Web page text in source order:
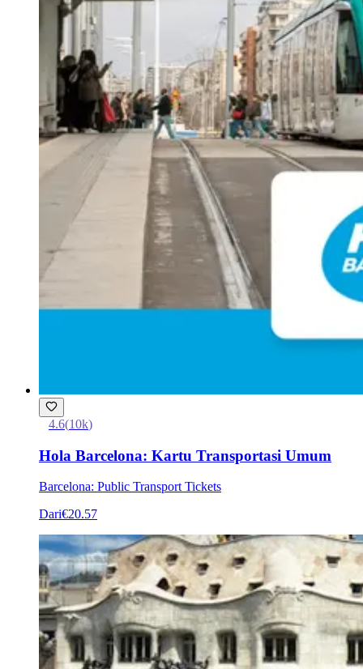
4.6(10k)
Hola Barcelona: Kartu Transportasi Umum
Barcelona: Public Transport Tickets
Dari€20.57